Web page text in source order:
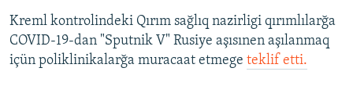
Kreml kontrolindeki Qırım sağlıq nazirligi qırımlılarğa
COVID-19-dan "Sputnik V" Rusiye aşısınen aşılanmaq
içün poliklinikalarğa muracaat etmege teklif etti.